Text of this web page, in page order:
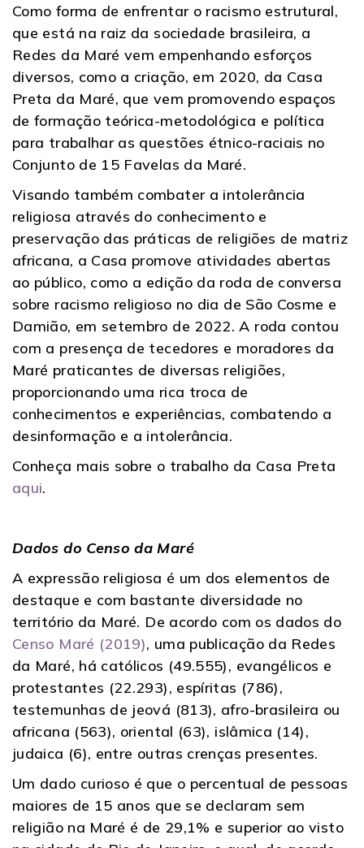
Como forma de enfrentar o racismo estrutural,
que está na raiz da sociedade brasileira, a
Redes da Maré vem empenhando esforços
diversos, como a criação, em 2020, da Casa
Preta da Maré, que vem promovendo espaços
de formação teórica-metodológica e política
para trabalhar as questões étnico-raciais no
Conjunto de 15 Favelas da Maré.
Visando também combater a intolerância
religiosa através do conhecimento e
preservação das práticas de religiões de matriz
africana, a Casa promove atividades abertas
ao público, como a edição da roda de conversa
sobre racismo religioso no dia de São Cosme e
Damião, em setembro de 2022. A roda contou
com a presença de tecedores e moradores da
Maré praticantes de diversas religiões,
proporcionando uma rica troca de
conhecimentos e experiências, combatendo a
desinformação e a intolerância.
Conheça mais sobre o trabalho da Casa Preta
aqui.
Dados do Censo da Maré
A expressão religiosa é um dos elementos de
destaque e com bastante diversidade no
território da Maré. De acordo com os dados do
Censo Maré (2019), uma publicação da Redes
da Maré, há católicos (49.555), evangélicos e
protestantes (22.293), espíritas (786),
testemunhas de jeová (813), afro-brasileira ou
africana (563), oriental (63), islâmica (14),
judaica (6), entre outras crenças presentes.
Um dado curioso é que o percentual de pessoas
maiores de 15 anos que se declaram sem
religião na Maré é de 29,1% e superior ao visto